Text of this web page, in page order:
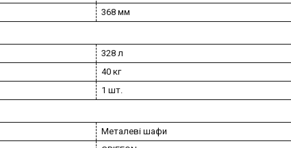
368 мм
328 л
40 кг
1 шт.
Металеві шафи